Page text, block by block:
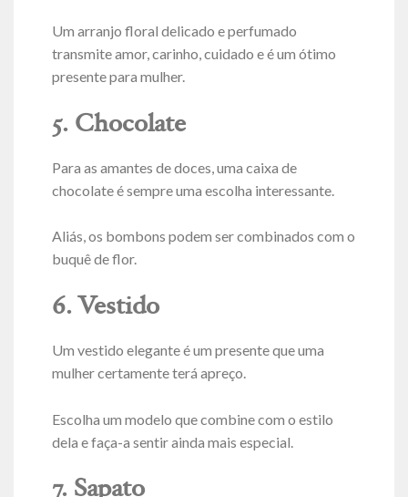
Um arranjo floral delicado e perfumado
transmite amor, carinho, cuidado e é um ótimo
presente para mulher.
5. Chocolate
Para as amantes de doces, uma caixa de
chocolate é sempre uma escolha interessante.
Aliás, os bombons podem ser combinados com o
buquê de flor.
6. Vestido
Um vestido elegante é um presente que uma
mulher certamente terá apreço.
Escolha um modelo que combine com o estilo
dela e faça-a sentir ainda mais especial.
7. Sapato